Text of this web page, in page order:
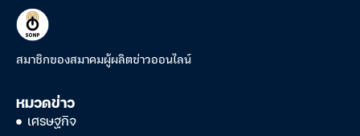
สมาชิกของสมาคมผู้ผลิตข่าวออนไลน์
หมวดข่าว
เศรษฐกิจ